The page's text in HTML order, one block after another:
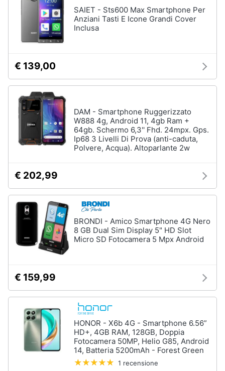
Abbigliamento
Motori
cd
Festività
e
ricorrenze
Promozioni
Assistenza
clienti
Fax
Cordless
Telefono
Brondi
Vedi
SAIET - Sts600 Max Smartphone Per
Anziani Tasti E Icone Grandi Cover
Inclusa
€ 139,00
DAM - Smartphone Ruggerizzato
W888 4g, Android 11, 4gb Ram +
64gb. Schermo 6,3'' Fhd. 24mpx. Gps.
Ip68 3 Livelli Di Prova (anti-caduta,
Polvere, Acqua). Altoparlante 2w
€ 202,99
BRONDI - Amico Smartphone 4G Nero
8 GB Dual Sim Display 5" HD Slot
Micro SD Fotocamera 5 Mpx Android
€ 159,99
HONOR - X6b 4G - Smartphone 6.56”
HD+, 4GB RAM, 128GB, Doppia
Fotocamera 50MP, Helio G85, Android
14, Batteria 5200mAh - Forest Green
1 recensione